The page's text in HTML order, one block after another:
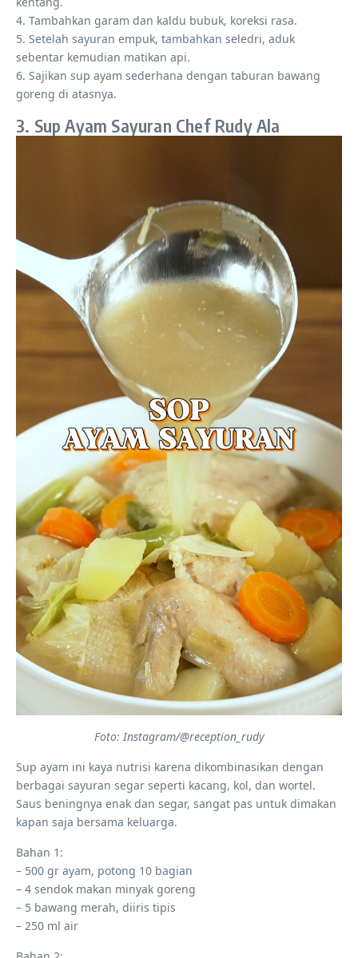
4. Tambahkan garam dan kaldu bubuk, koreksi rasa.
5. Setelah sayuran empuk, tambahkan seledri, aduk
sebentar kemudian matikan api.
6. Sajikan sup ayam sederhana dengan taburan bawang
goreng di atasnya.
3. Sup Ayam Sayuran Chef Rudy Ala
Foto: Instagram/@reception_rudy
Sup ayam ini kaya nutrisi karena dikombinasikan dengan
berbagai sayuran segar seperti kacang, kol, dan wortel.
Saus beningnya enak dan segar, sangat pas untuk dimakan
kapan saja bersama keluarga.
Bahan 1:
– 500 gr ayam, potong 10 bagian
– 4 sendok makan minyak goreng
– 5 bawang merah, diiris tipis
– 250 ml air